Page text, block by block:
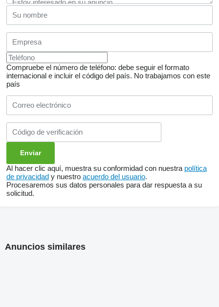
Compruebe el número de teléfono: debe seguir el formato
internacional e incluir el código del país. No trabajamos con este
país
Al hacer clic aquí, muestra su conformidad con nuestra política
de privacidad y nuestro acuerdo del usuario.
Procesaremos sus datos personales para dar respuesta a su
solicitud.
Anuncios similares